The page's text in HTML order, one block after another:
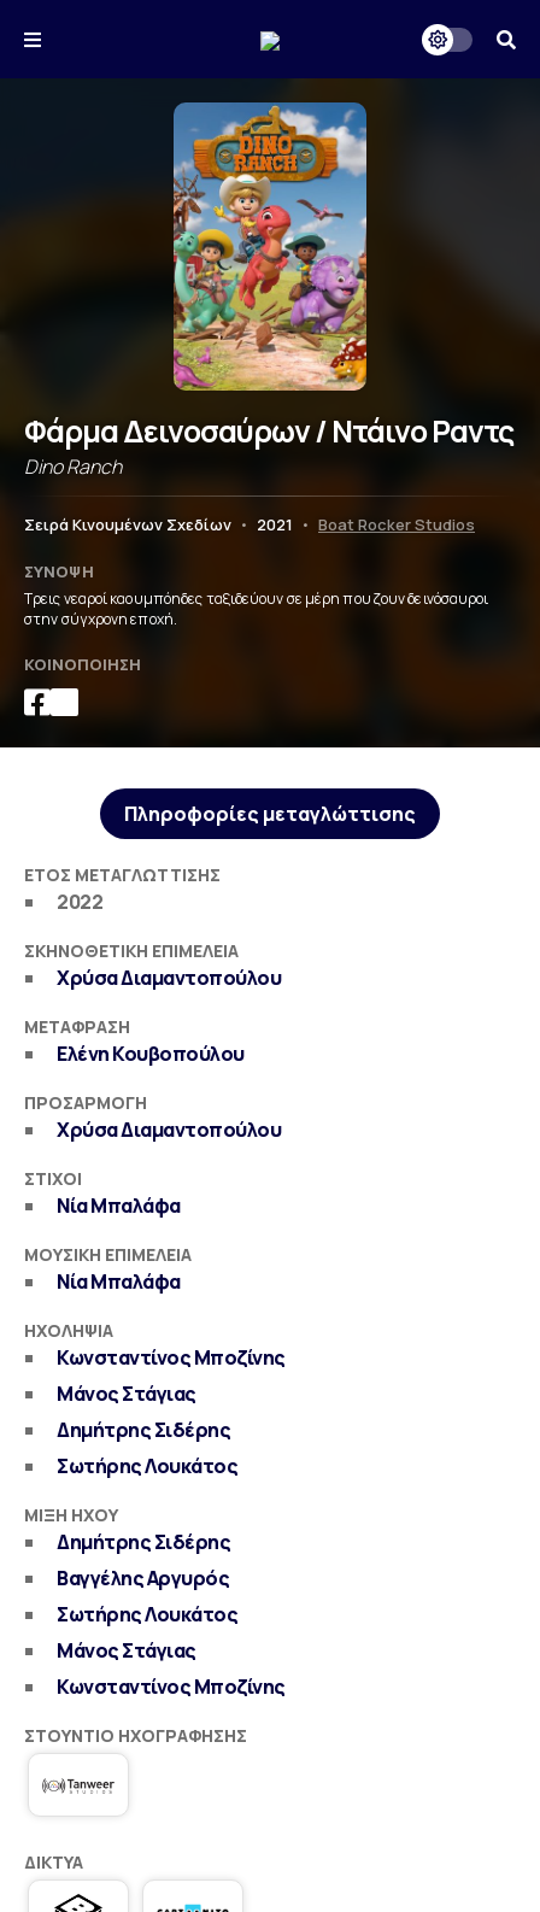
Φάρμα Δεινοσαύρων / Ντάινο Ραντς
Dino Ranch
Σειρά Κινουμένων Σχεδίων • 2021 • Boat Rocker Studios
ΣΎΝΟΨΗ
Τρεις νεαροί καουμπόηδες ταξιδεύουν σε μέρη που ζουν δεινόσαυροι
στην σύγχρονη εποχή.
ΚΟΙΝΟΠΟΊΗΣΗ
Πληροφορίες μεταγλώττισης
ΈΤΟΣ ΜΕΤΑΓΛΏΤΤΙΣΗΣ
2022
ΣΚΗΝΟΘΕΤΙΚΉ ΕΠΙΜΈΛΕΙΑ
Χρύσα Διαμαντοπούλου
ΜΕΤΆΦΡΑΣΗ
Ελένη Κουβοπούλου
ΠΡΟΣΑΡΜΟΓΉ
Χρύσα Διαμαντοπούλου
ΣΤΊΧΟΙ
Νία Μπαλάφα
ΜΟΥΣΙΚΉ ΕΠΙΜΈΛΕΙΑ
Νία Μπαλάφα
ΗΧΟΛΗΨΊΑ
Κωνσταντίνος Μποζίνης
Μάνος Στάγιας
Δημήτρης Σιδέρης
Σωτήρης Λουκάτος
ΜΊΞΗ ΉΧΟΥ
Δημήτρης Σιδέρης
Βαγγέλης Αργυρός
Σωτήρης Λουκάτος
Μάνος Στάγιας
Κωνσταντίνος Μποζίνης
ΣΤΟΎΝΤΙΟ ΗΧΟΓΡΆΦΗΣΗΣ
ΔΊΚΤΥΑ